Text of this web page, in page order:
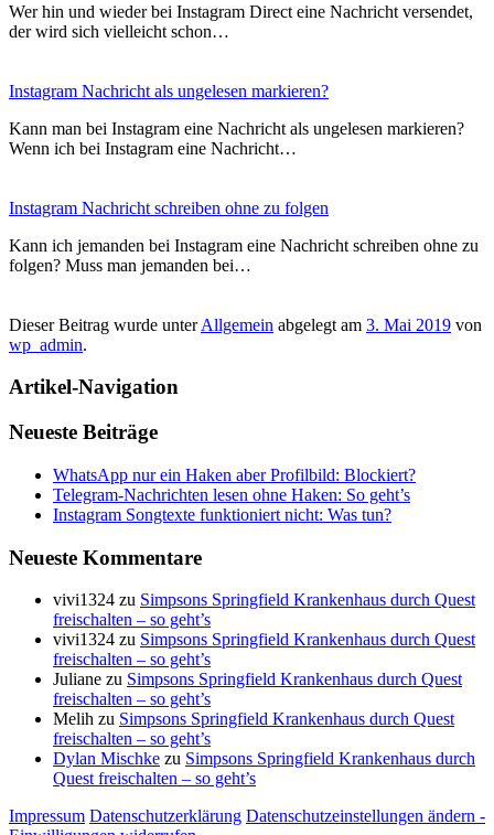
Wer hin und wieder bei Instagram Direct eine Nachricht versendet,
der wird sich vielleicht schon…
Instagram Nachricht als ungelesen markieren?
Kann man bei Instagram eine Nachricht als ungelesen markieren?
Wenn ich bei Instagram eine Nachricht…
Instagram Nachricht schreiben ohne zu folgen
Kann ich jemanden bei Instagram eine Nachricht schreiben ohne zu
folgen? Muss man jemanden bei…
Dieser Beitrag wurde unterAllgemein abgelegt am 3. Mai 2019 von
wp_admin.
Artikel-Navigation
Neueste Beiträge
WhatsApp nur ein Haken aber Profilbild: Blockiert?
Telegram-Nachrichten lesen ohne Haken: So geht’s
Instagram Songtexte funktioniert nicht: Was tun?
Neueste Kommentare
vivi1324 zu Simpsons Springfield Krankenhaus durch Quest
freischalten – so geht’s
vivi1324 zu Simpsons Springfield Krankenhaus durch Quest
freischalten – so geht’s
Juliane zu Simpsons Springfield Krankenhaus durch Quest
freischalten – so geht’s
Melih zu Simpsons Springfield Krankenhaus durch Quest
freischalten – so geht’s
Dylan Mischke zu Simpsons Springfield Krankenhaus durch
Quest freischalten – so geht’s
Impressum Datenschutzerklärung Datenschutzeinstellungen ändern -